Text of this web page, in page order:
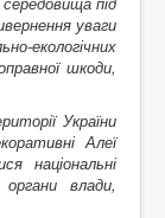
уваги
екологічних
шкоди,
України
Алеї
національні
влади,